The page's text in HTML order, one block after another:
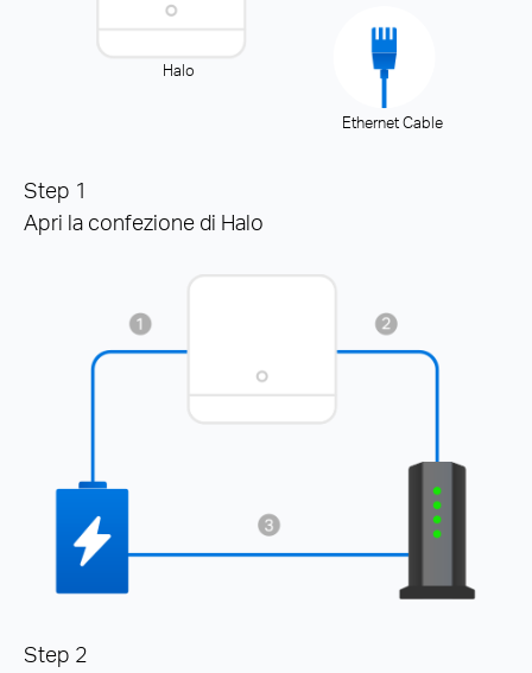
Halo
Ethernet Cable
Step 1
Apri la confezione di Halo
Step 2